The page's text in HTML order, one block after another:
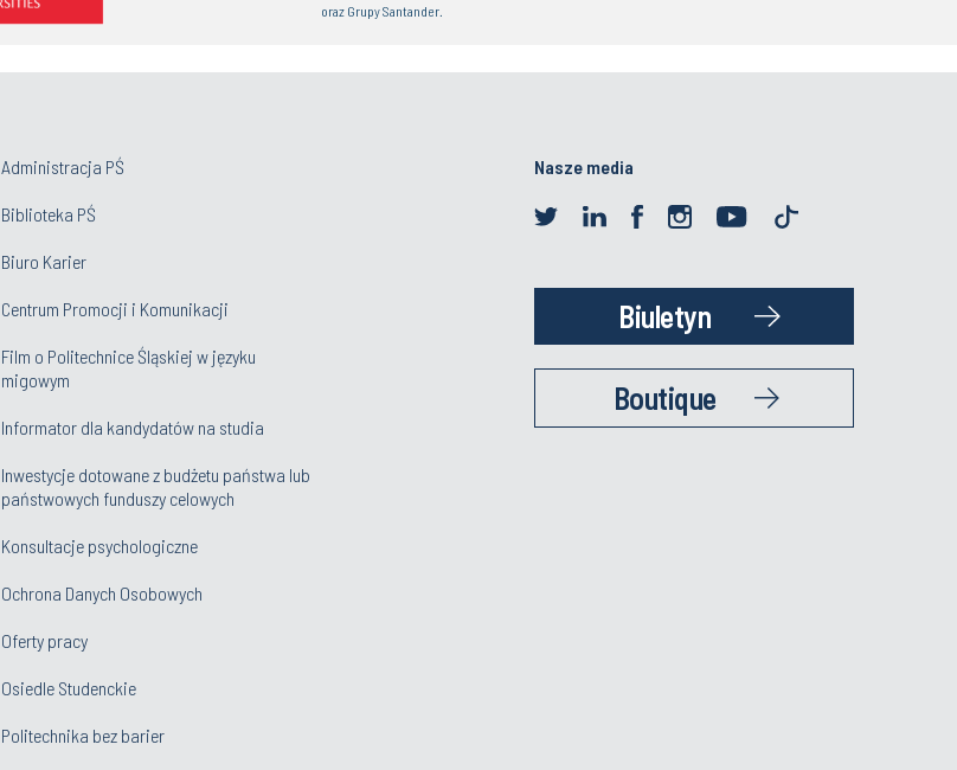
oraz Grupy Santander.
Administracja PŚ
Biblioteka PŚ
Biuro Karier
Centrum Promocji i Komunikacji
Film o Politechnice Śląskiej w języku
migowym
Informator dla kandydatów na studia
Inwestycje dotowane z budżetu państwa lub
państwowych funduszy celowych
Konsultacje psychologiczne
Ochrona Danych Osobowych
Oferty pracy
Osiedle Studenckie
Politechnika bez barier
Nasze media
Biuletyn
Boutique